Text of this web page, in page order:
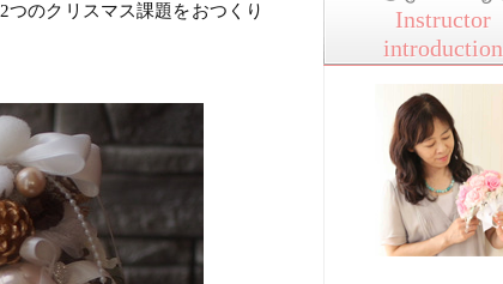
2つのクリスマス課題をおつくり
Instructor
introduction